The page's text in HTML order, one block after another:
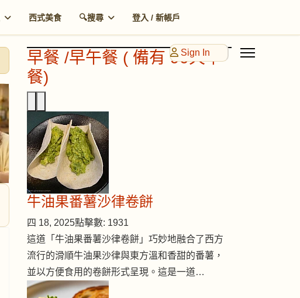
西式美食 🔍搜尋 登入 / 新帳戶
Sign In
早餐 /早午餐 ( 備有 90天早
餐)
牛油果番薯沙律卷餅
四 18, 2025點擊數: 1931
這道「牛油果番薯沙律卷餅」巧妙地融合了西方
流行的滑順牛油果沙律與東方溫和香甜的番薯，
並以方便食用的卷餅形式呈現。這是一道…